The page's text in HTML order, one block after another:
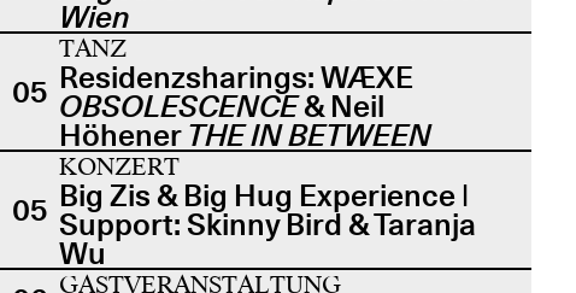
Wien
05
TANZ
Residenzsharings: WÆXE
OBSOLESCENCE& Neil
Höhener THE IN BETWEEN
05
KONZERT
Big Zis & Big Hug Experience |
Support: Skinny Bird & Taranja
Wu
GASTVERANSTALTUNG